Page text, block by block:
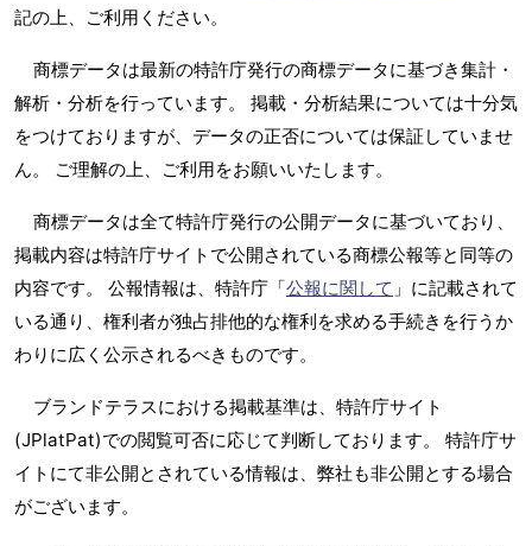
記の上、ご利用ください。
商標データは最新の特許庁発行の商標データに基づき集計・
解析・分析を行っています。 掲載・分析結果については十分気
をつけておりますが、データの正否については保証していませ
ん。 ご理解の上、ご利用をお願いいたします。
商標データは全て特許庁発行の公開データに基づいており、
掲載内容は特許庁サイトで公開されている商標公報等と同等の
内容です。 公報情報は、特許庁「公報に関して 」に記載されて
いる通り、権利者が独占排他的な権利を求める手続きを行うか
わりに広く公示されるべきものです。
ブランドテラスにおける掲載基準は、特許庁サイト
(JPlatPat)での閲覧可否に応じて判断しております。 特許庁サ
イトにて非公開とされている情報は、弊社も非公開とする場合
がございます。